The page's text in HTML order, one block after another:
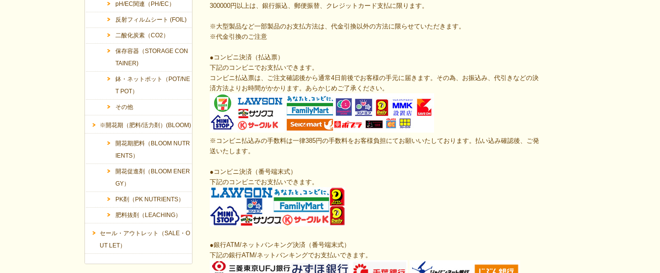
300000円以上は、銀行振込、郵便振替、クレジットカード支払に限ります。
※大型製品など一部製品のお支払方法は、代金引換以外の方法に限らせていただきます。
※代金引換のご注意
●コンビニ決済（払込票）
下記のコンビニでお支払いできます。
コンビニ払込票は、ご注文確認後から通常4日前後でお客様の手元に届きます。その為、お振込み、代引きなどの決
済方法よりお時間がかかります。あらかじめご了承ください。
※コンビニ払込みの手数料は一律385円の手数料をお客様負担にてお願いいたしております。払い込み確認後、ご発
送いたします。
● コンビニ決済（番号端末式）
下記のコンビニでお支払いできます。
●銀行ATM/ネットバンキング決済 （番号端末式）
下記の銀行ATM/ネットバンキングでお支払いできます。
pH/EC関連（PH/EC）
反射フィルムシート (FOIL)
二酸化炭素（CO2）
保存容器（STORAGE CON
TAINER)
鉢・ネットポット（POT/NE
T POT）
その他
※開花期（肥料/活力剤）(BLOOM)
開花期肥料（BLOOM NUTR
IENTS）
開花促進剤（BLOOM ENER
GY）
PK剤（PK NUTRIENTS）
肥料抜剤（LEACHING）
セール・アウトレット（SALE・O
UT LET）